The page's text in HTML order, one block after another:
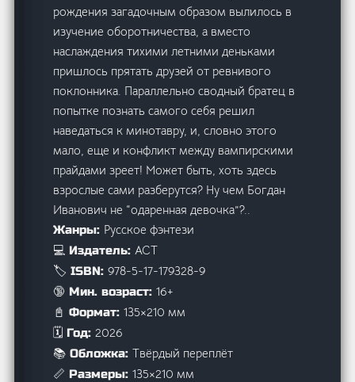
рождения загадочным образом вылилось в
изучение оборотничества, а вместо
наслаждения тихими летними деньками
пришлось прятать друзей от ревнивого
поклонника. Параллельно сводный братец в
попытке познать самого себя решил
наведаться к минотавру, и, словно этого
мало, еще и конфликт между вампирскими
прайдами зреет! Может быть, хоть здесь
взрослые сами разберутся? Ну чем Богдан
Иванович не “одаренная девочка”?..
Жанры: Русское фэнтези
💻 Издатель:АСТ
🏷️ ISBN:978-5-17-179328-9
🔞 Мин. возраст:16+
📓 Формат:135×210 мм
🗓️ Год:2026
📚 Обложка:Твёрдый переплёт
📏 Размеры:135×210 мм